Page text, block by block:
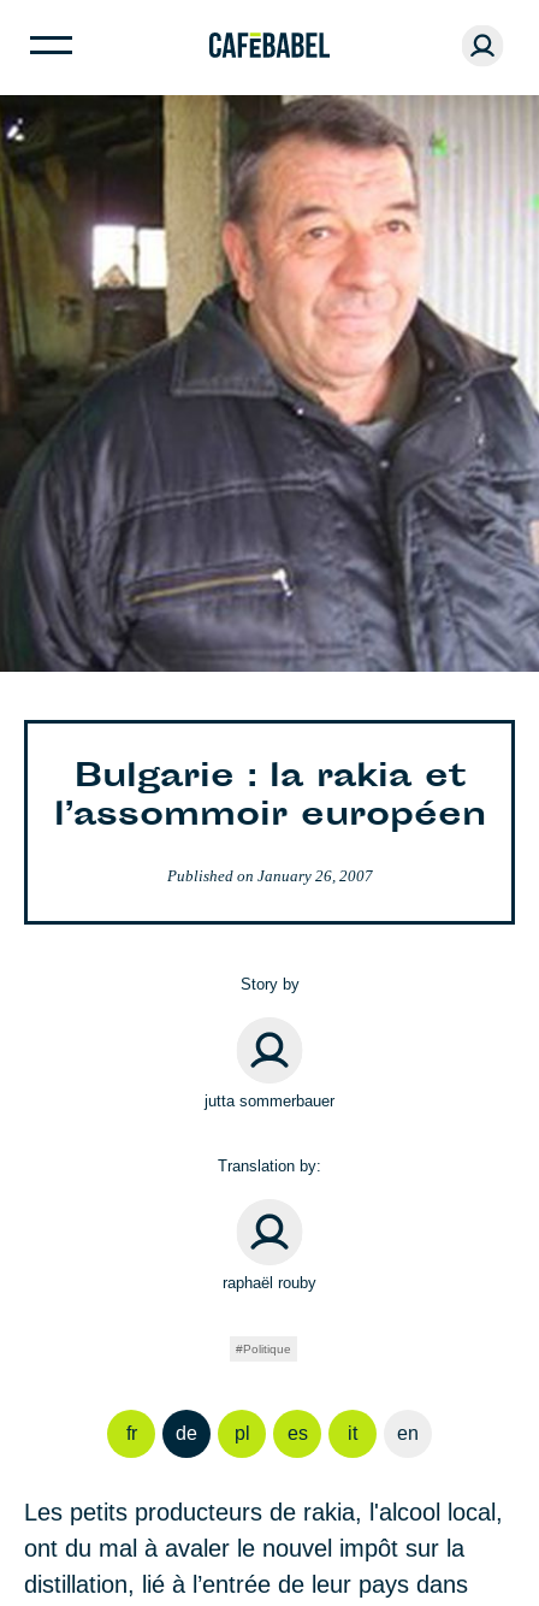
Bulgarie : la rakia et
l’assommoir européen
Published on January 26, 2007
Story by
jutta sommerbauer
Translation by:
raphaël rouby
Politique
fr de pl es it en
Les petits producteurs de rakia, l'alcool local,
ont du mal à avaler le nouvel impôt sur la
distillation, lié à l’entrée de leur pays dans